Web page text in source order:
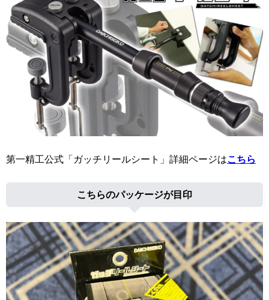
第一精工公式「ガッチリールシート」詳細ページはこちら
こちらのパッケージが目印